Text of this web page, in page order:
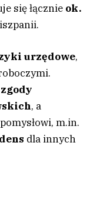
się łącznie ok.
urzędowe,
zgody
, a
m.in.
dla innych